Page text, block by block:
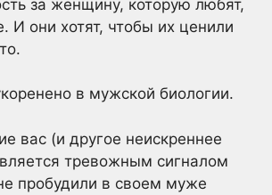
за женщину, которую любят,
И они хотят, чтобы их ценили
в мужской биологии.
вас (и другое неискреннее
тревожным сигналом
пробудили в своем муже